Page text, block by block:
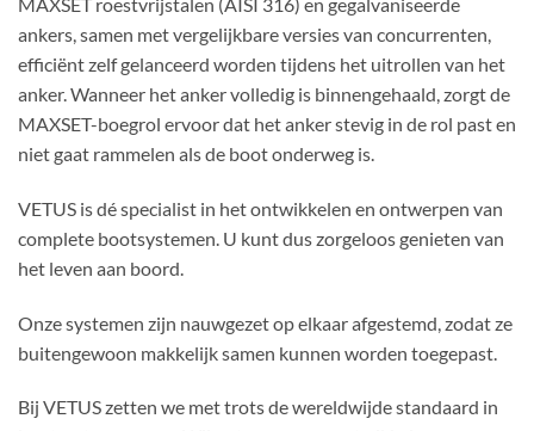
ankers, samen met vergelijkbare versies van concurrenten,
efficiënt zelf gelanceerd worden tijdens het uitrollen van het
anker. Wanneer het anker volledig is binnengehaald, zorgt de
MAXSET-boegrol ervoor dat het anker stevig in de rol past en
niet gaat rammelen als de boot onderweg is.
VETUS is dé specialist in het ontwikkelen en ontwerpen van
complete bootsystemen. U kunt dus zorgeloos genieten van
het leven aan boord.
Onze systemen zijn nauwgezet op elkaar afgestemd, zodat ze
buitengewoon makkelijk samen kunnen worden toegepast.
Bij VETUS zetten we met trots de wereldwijde standaard in